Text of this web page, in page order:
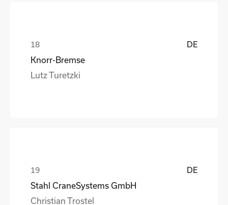
DE
Knorr-Bremse
Lutz Turetzki
DE
Stahl CraneSystems GmbH
Christian Trostel